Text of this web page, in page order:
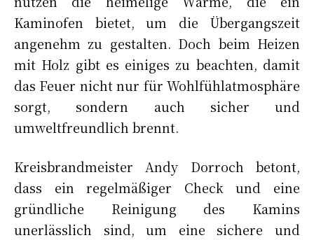
Kaminofen bietet, um die Übergangszeit
angenehm zu gestalten. Doch beim Heizen
mit Holz gibt es einiges zu beachten, damit
das Feuer nicht nur für Wohlfühlatmosphäre
sorgt, sondern auch sicher und
umweltfreundlich brennt.
Kreisbrandmeister Andy Dorroch betont,
dass ein regelmäßiger Check und eine
gründliche Reinigung des Kamins
unerlässlich sind, um eine sichere und